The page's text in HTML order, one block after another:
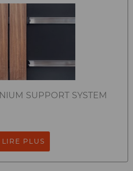
SUPPORT SYSTEM
LIRE PLUS